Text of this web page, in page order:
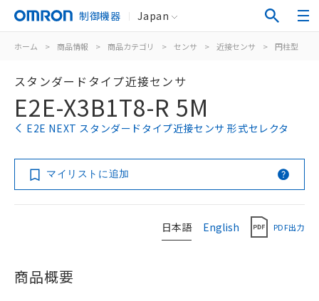
制御機器 Japan
ホーム > 商品情報 > 商品カテゴリ > センサ > 近接センサ > 円柱型
スタンダードタイプ近接センサ
E2E-X3B1T8-R 5M
E2E NEXT スタンダードタイプ近接センサ 形式セレクタ
マイリストに追加
日本語 English PDF出力
商品概要